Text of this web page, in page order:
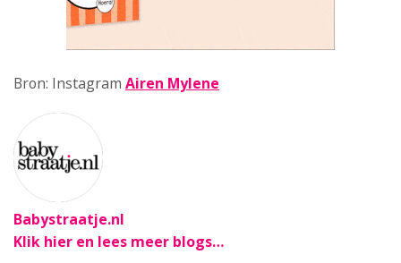
Bron: Instagram Airen Mylene
Babystraatje.nl
Klik hier en lees meer blogs…